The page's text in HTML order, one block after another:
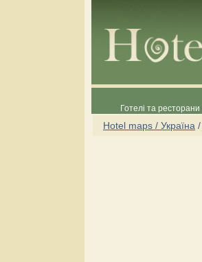
Готелі та ресторани
Hotel maps / Україна /